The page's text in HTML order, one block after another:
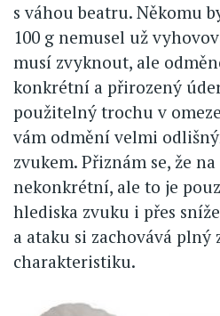
s váhou beatru. Někomu
100 g nemusel už
musí zvyknout, ale
konkrétní a přirozený
použitelný trochu v
vám odmění velmi
zvukem. Přiznám se, že
nekonkrétní, ale to je
hlediska zvuku i přes
a ataku si zachovává plný
charakteristiku.